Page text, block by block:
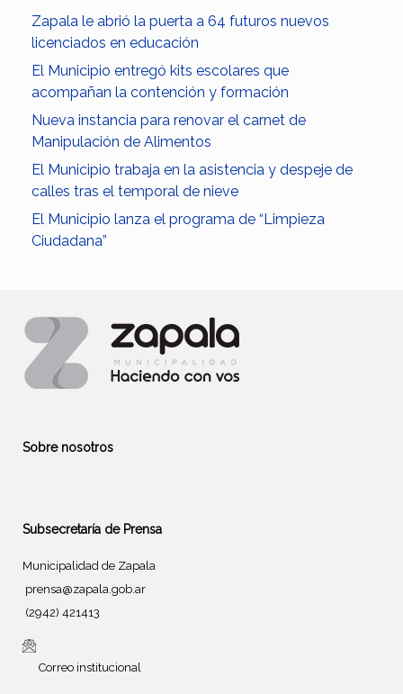
Zapala le abrió la puerta a 64 futuros nuevos
licenciados en educación
El Municipio entregó kits escolares que
acompañan la contención y formación
Nueva instancia para renovar el carnet de
Manipulación de Alimentos
El Municipio trabaja en la asistencia y despeje de
calles tras el temporal de nieve
El Municipio lanza el programa de “Limpieza
Ciudadana”
Sobre nosotros
Subsecretaría de Prensa
Municipalidad de Zapala
prensa@zapala.gob.ar
(2942) 421413
Correo institucional